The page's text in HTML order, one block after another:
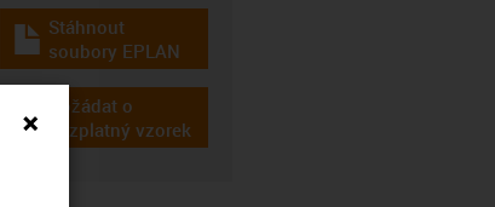
igus-icon-download-plan
Stáhnout
soubory EPLAN
igus-icon-gratismuster
Požádat o
bezplatný vzorek